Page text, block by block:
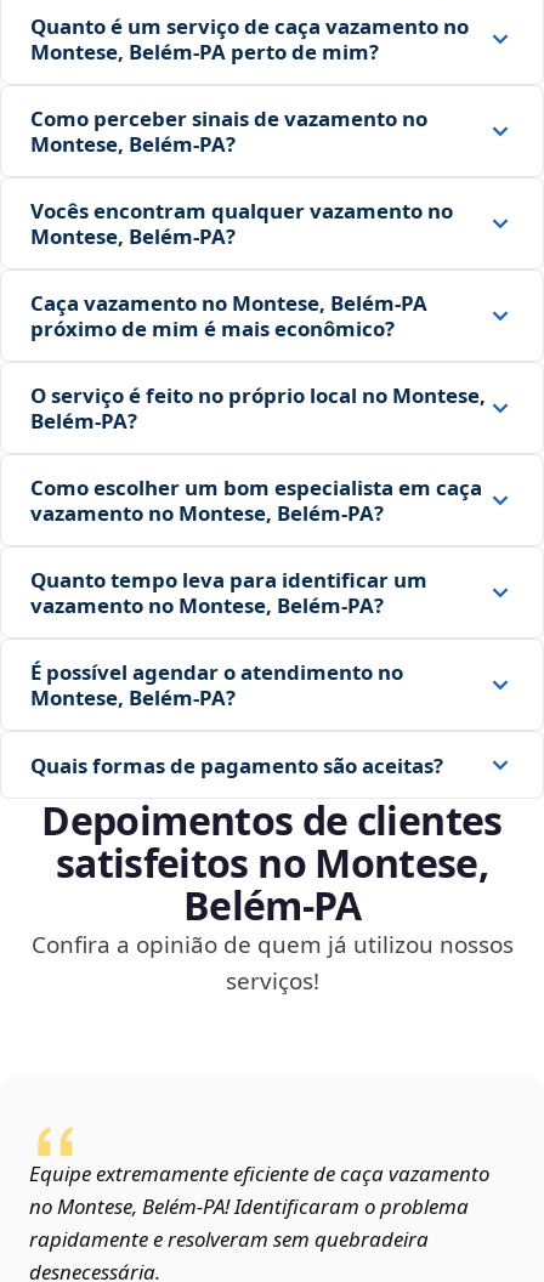
Quanto é um serviço de caça vazamento no
Montese, Belém‑PA perto de mim?
Como perceber sinais de vazamento no
Montese, Belém‑PA?
Vocês encontram qualquer vazamento no
Montese, Belém‑PA?
Caça vazamento no Montese, Belém‑PA
próximo de mim é mais econômico?
O serviço é feito no próprio local no Montese,
Belém‑PA?
Como escolher um bom especialista em caça
vazamento no Montese, Belém‑PA?
Quanto tempo leva para identificar um
vazamento no Montese, Belém‑PA?
É possível agendar o atendimento no
Montese, Belém‑PA?
Quais formas de pagamento são aceitas?
Depoimentos de clientes
satisfeitos no Montese,
Belém‑PA
Confira a opinião de quem já utilizou nossos
serviços!
Equipe extremamente eficiente de caça vazamento
no Montese, Belém‑PA! Identificaram o problema
rapidamente e resolveram sem quebradeira
desnecessária.